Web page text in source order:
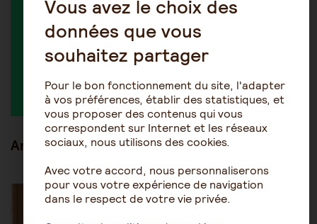
Articles en lien
Les mesures de protection juridique Tutelle-Curatelle
Vous avez le choix des
données que vous
souhaitez partager
Pour le bon fonctionnement du site, l'adapter
à vos préférences, établir des statistiques, et
vous proposer des contenus qui vous
correspondent sur Internet et les réseaux
sociaux, nous utilisons des cookies.
Avec votre accord, nous personnaliserons
pour vous votre expérience de navigation
dans le respect de votre vie privée.